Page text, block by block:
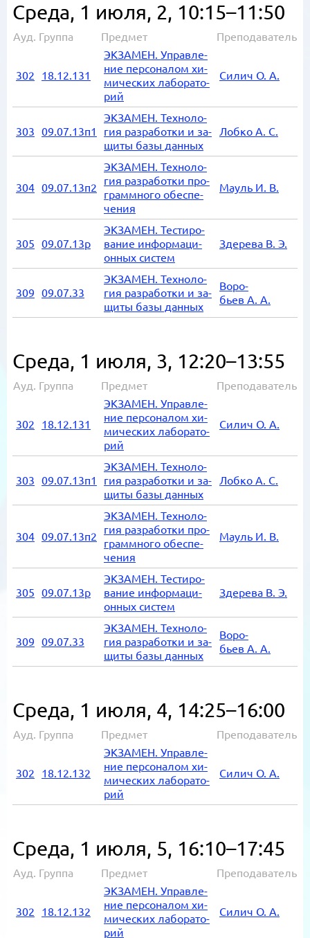
Среда, 1 июля, 2, 10:15–11:50
Ауд. Группа Предмет Преподаватель
302 18.12.131
ЭК­ЗА­МЕН. Управ­ле­
ние пер­со­на­лом хи­
ми­че­ских ла­бо­ра­то­
рий
Си­лич О. А.
303 09.07.13п1
ЭК­ЗА­МЕН. Тех­но­ло­
гия раз­ра­бот­ки и за­
щи­ты базы дан­ных
Лоб­ко А. С.
304 09.07.13п2
ЭК­ЗА­МЕН. Тех­но­ло­
гия раз­ра­бот­ки про­
грамм­но­го обес­пе­
че­ния
Мауль И. В.
305 09.07.13р
ЭК­ЗА­МЕН. Те­сти­ро­
ва­ние ин­фор­ма­ци­
он­ных си­стем
Зде­ре­ва В. Э.
309 09.07.33
ЭК­ЗА­МЕН. Тех­но­ло­
гия раз­ра­бот­ки и за­
щи­ты базы дан­ных
Во­ро­
бьев А. А.
Среда, 1 июля, 3, 12:20–13:55
Ауд. Группа Предмет Преподаватель
302 18.12.131
ЭК­ЗА­МЕН. Управ­ле­
ние пер­со­на­лом хи­
ми­че­ских ла­бо­ра­то­
рий
Си­лич О. А.
303 09.07.13п1
ЭК­ЗА­МЕН. Тех­но­ло­
гия раз­ра­бот­ки и за­
щи­ты базы дан­ных
Лоб­ко А. С.
304 09.07.13п2
ЭК­ЗА­МЕН. Тех­но­ло­
гия раз­ра­бот­ки про­
грамм­но­го обес­пе­
че­ния
Мауль И. В.
305 09.07.13р
ЭК­ЗА­МЕН. Те­сти­ро­
ва­ние ин­фор­ма­ци­
он­ных си­стем
Зде­ре­ва В. Э.
309 09.07.33
ЭК­ЗА­МЕН. Тех­но­ло­
гия раз­ра­бот­ки и за­
щи­ты базы дан­ных
Во­ро­
бьев А. А.
Среда, 1 июля, 4, 14:25–16:00
Ауд. Группа Предмет Преподаватель
302 18.12.132
ЭК­ЗА­МЕН. Управ­ле­
ние пер­со­на­лом хи­
ми­че­ских ла­бо­ра­то­
рий
Си­лич О. А.
Среда, 1 июля, 5, 16:10–17:45
Ауд. Группа Предмет Преподаватель
302 18.12.132
ЭК­ЗА­МЕН. Управ­ле­
ние пер­со­на­лом хи­
ми­че­ских ла­бо­ра­то­
рий
Си­лич О. А.